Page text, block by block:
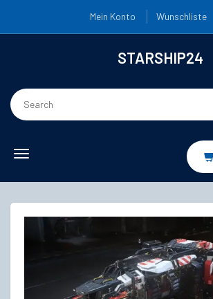
Mein Konto Wunschliste
STARSHIP24
Toggle